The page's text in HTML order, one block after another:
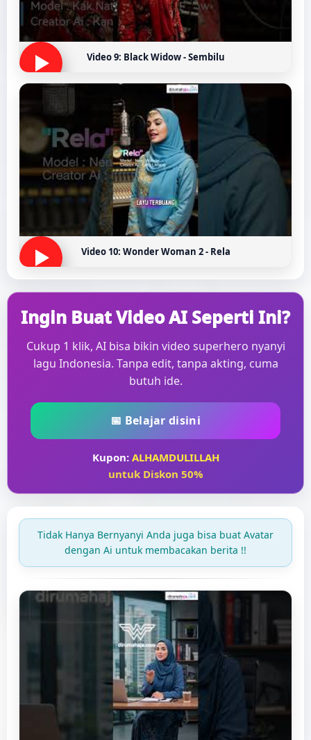
Video 9: Black Widow - Sembilu
Video 10: Wonder Woman 2 - Rela
Ingin Buat Video AI Seperti Ini?
Cukup 1 klik, AI bisa bikin video superhero nyanyi
lagu Indonesia. Tanpa edit, tanpa akting, cuma
butuh ide.
📅 Belajar disini
Kupon: ALHAMDULILLAH
untuk Diskon 50%
Tidak Hanya Bernyanyi Anda juga bisa buat Avatar
dengan Ai untuk membacakan berita !!